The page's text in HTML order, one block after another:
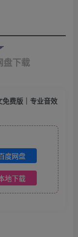
盘下载
费版｜专业音效
度网盘
地下载